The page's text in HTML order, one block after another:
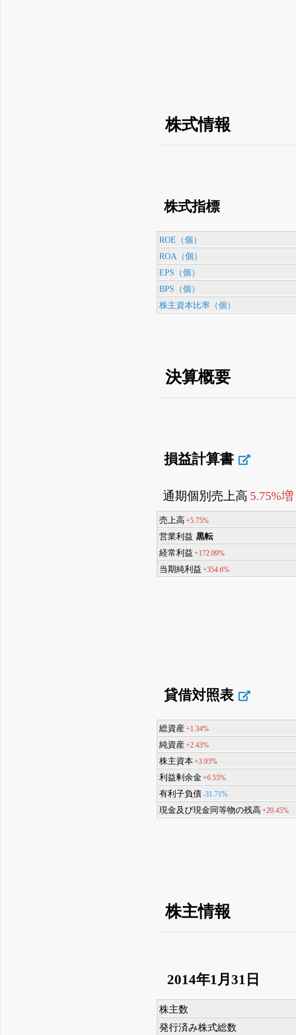
株式情報
株式指標
ROE（個）
ROA（個）
EPS（個）
BPS（個）
株主資本比率（個）
決算概要
損益計算書
通期個別売上高 5.75%増
売上高 +5.75%
営業利益 黒転
経常利益 +172.09%
当期純利益 +354.6%
貸借対照表
総資産+1.34%
純資産+2.43%
株主資本 +3.93%
利益剰余金 +6.55%
有利子負債-31.71%
現金及び現金同等物の残高 +20.45%
株主情報
2014年1月31日
株主数
発行済み株式総数